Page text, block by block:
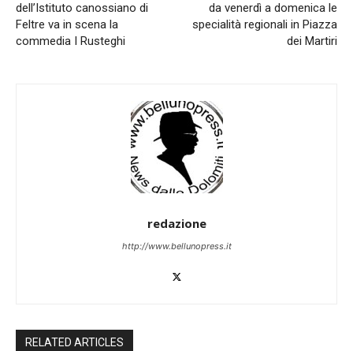
dell’Istituto canossiano di
Feltre va in scena la
commedia I Rusteghi
da venerdì a domenica le
specialità regionali in Piazza
dei Martiri
redazione
http://www.bellunopress.it
RELATED ARTICLES